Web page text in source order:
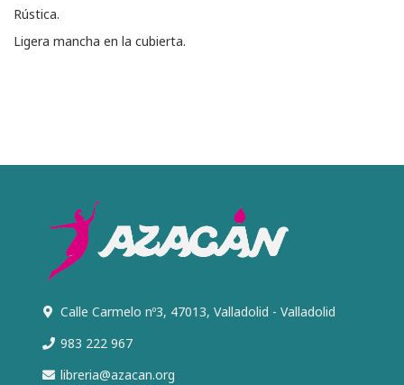
Rústica.
Ligera mancha en la cubierta.
Calle Carmelo nº3, 47013, Valladolid - Valladolid
983 222 967
libreria@azacan.org